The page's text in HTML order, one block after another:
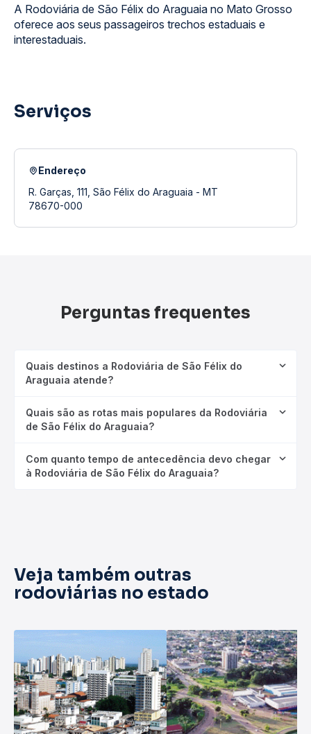
A Rodoviária de São Félix do Araguaia no Mato Grosso
oferece aos seus passageiros trechos estaduais e
interestaduais.
Serviços
Endereço
R. Garças, 111, São Félix do Araguaia - MT
78670-000
Perguntas frequentes
Quais destinos a Rodoviária de São Félix do
Araguaia atende?
Quais são as rotas mais populares da Rodoviária
de São Félix do Araguaia?
Com quanto tempo de antecedência devo chegar
à Rodoviária de São Félix do Araguaia?
Veja também outras
rodoviárias no estado